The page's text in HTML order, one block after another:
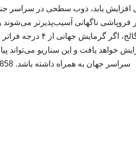
افزایش یابد، ذوب سطحی در
فروپاشی ناگهانی آسیب‌پذیرتر
قابل‌توجهی بیشتر خواهد
خواهد یافت و این سناریو می‌تواند
سراسر جهان به همراه داشته باشد. 5858